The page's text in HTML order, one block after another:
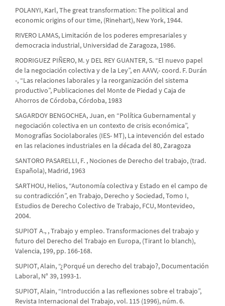
POLANYI, Karl, The great transformation: The political and
economic origins of our time, (Rinehart), New York, 1944.
RIVERO LAMAS, Limitación de los poderes empresariales y
democracia industrial, Universidad de Zaragoza, 1986.
RODRIGUEZ PIÑERO, M. y DEL REY GUANTER, S. “El nuevo papel
de la negociación colectiva y de la Ley”, en AAVV,- coord. F. Durán
-, “Las relaciones laborales y la reorganización del sistema
productivo”, Publicaciones del Monte de Piedad y Caja de
Ahorros de Córdoba, Córdoba, 1983
SAGARDOY BENGOCHEA, Juan, en “Política Gubernamental y
negociación colectiva en un contexto de crisis económica”,
Monografías Sociolaborales (IES- MT), La intevención del estado
en las relaciones industriales en la década del 80, Zaragoza
SANTORO PASARELLI, F. , Nociones de Derecho del trabajo, (trad.
Española), Madrid, 1963
SARTHOU, Helios, “Autonomía colectiva y Estado en el campo de
su contradicción”, en Trabajo, Derecho y Sociedad, Tomo I,
Estudios de Derecho Colectivo de Trabajo, FCU, Montevideo,
2004.
SUPIOT A., , Trabajo y empleo. Transformaciones del trabajo y
futuro del Derecho del Trabajo en Europa, (Tirant lo blanch),
Valencia, 199, pp. 166-168.
SUPIOT, Alain, “¿Porqué un derecho del trabajo?, Documentación
Laboral, N° 39, 1993-1.
SUPIOT, Alain, “Introducción a las reflexiones sobre el trabajo”,
Revista Internacional del Trabajo, vol. 115 (1996), núm. 6.